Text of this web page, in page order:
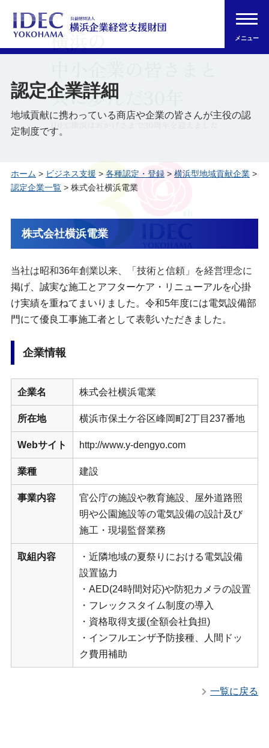
メニュー
認定企業詳細
地域貢献に携わっている商店や企業の皆さんが主役の認
定制度です。
ホーム > ビジネス支援 > 各種認定・登録> 横浜型地域貢献企業>
認定企業一覧> 株式会社横浜電業
株式会社横浜電業
当社は昭和36年創業以来、「技術と信頼」を経営理念に
掲げ、誠実な施工とアフターケア・リニューアルを心掛
け実績を重ねてまいりました。令和5年度には電気設備部
門にて優良工事施工者として表彰いただきました。
企業情報
企業名 株式会社横浜電業
所在地 横浜市保土ケ谷区峰岡町2丁目237番地
Webサイト http://www.y-dengyo.com
業種 建設
事業内容
官公庁の施設や教育施設、屋外道路照
明や公園施設等の電気設備の設計及び
施工・現場監督業務
取組内容
・近隣地域の夏祭りにおける電気設備
設置協力
・AED(24時間対応)や防犯カメラの設置
・フレックスタイム制度の導入
・資格取得支援(全額会社負担)
・インフルエンザ予防接種、人間ドッ
ク費用補助
一覧に戻る